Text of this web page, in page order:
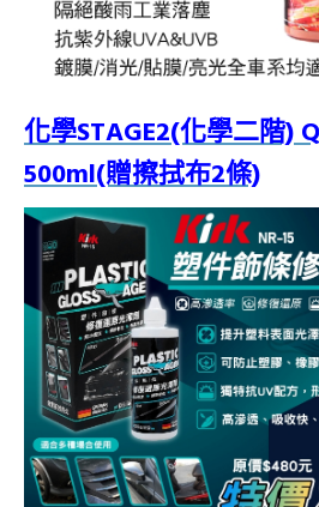
化學STAGE2(化學二階)
500ml(贈擦拭布2條)